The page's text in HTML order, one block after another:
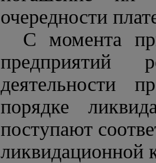
очередности
С момента
предприятий
деятельности
порядке
поступают
ликвидационной